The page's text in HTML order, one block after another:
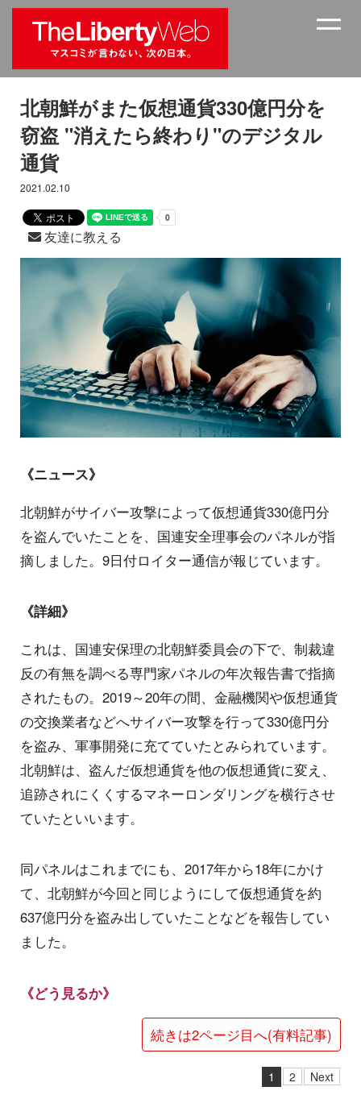
北朝鮮がまた仮想通貨330億円分を
窃盗 "消えたら終わり"のデジタル
通貨
2021.02.10
友達に教える
《ニュース》
北朝鮮がサイバー攻撃によって仮想通貨330億円分
を盗んでいたことを、国連安全理事会のパネルが指
摘しました。9日付ロイター通信が報じています。
《詳細》
これは、国連安保理の北朝鮮委員会の下で、制裁違
反の有無を調べる専門家パネルの年次報告書で指摘
されたもの。2019～20年の間、金融機関や仮想通貨
の交換業者などへサイバー攻撃を行って330億円分
を盗み、軍事開発に充てていたとみられています。
北朝鮮は、盗んだ仮想通貨を他の仮想通貨に変え、
追跡されにくくするマネーロンダリングを横行させ
ていたといいます。
同パネルはこれまでにも、2017年から18年にかけ
て、北朝鮮が今回と同じようにして仮想通貨を約
637億円分を盗み出していたことなどを報告してい
ました。
《どう見るか》
続きは2ページ目へ(有料記事)
1 2 Next